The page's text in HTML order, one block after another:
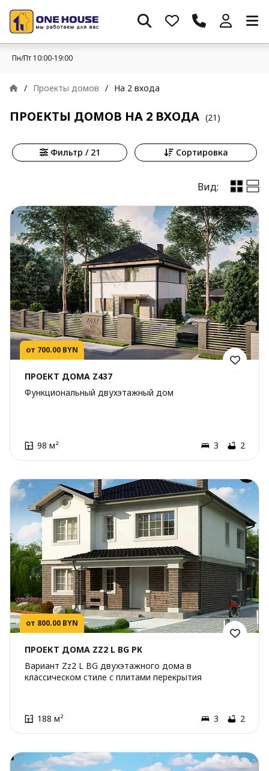
Пн/Пт 10:00-19:00
/ Проекты домов / На 2 входа
ПРОЕКТЫ ДОМОВ НА 2 ВХОДА (21)
Фильтр / 21 Сортировка
Вид:
от 700.00 BYN
ПРОЕКТ ДОМА Z437
Функциональный двухэтажный дом
98 м² 3 2
от 800.00 BYN
ПРОЕКТ ДОМА ZZ2 L BG PK
Вариант Zz2 L BG двухэтажного дома в
классическом стиле с плитами перекрытия
188 м² 3 2